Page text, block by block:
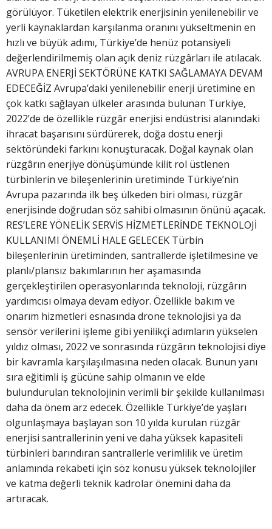
görülüyor. Tüketilen elektrik enerjisinin yenilenebilir ve
yerli kaynaklardan karşılanma oranını yükseltmenin en
hızlı ve büyük adımı, Türkiye’de henüz potansiyeli
değerlendirilmemiş olan açık deniz rüzgârları ile atılacak.
AVRUPA ENERJİ SEKTÖRÜNE KATKI SAĞLAMAYA DEVAM
EDECEĞİZ Avrupa’daki yenilenebilir enerji üretimine en
çok katkı sağlayan ülkeler arasında bulunan Türkiye,
2022’de de özellikle rüzgâr enerjisi endüstrisi alanındaki
ihracat başarısını sürdürerek, doğa dostu enerji
sektöründeki farkını konuşturacak. Doğal kaynak olan
rüzgârın enerjiye dönüşümünde kilit rol üstlenen
türbinlerin ve bileşenlerinin üretiminde Türkiye’nin
Avrupa pazarında ilk beş ülkeden biri olması, rüzgâr
enerjisinde doğrudan söz sahibi olmasının önünü açacak.
RES’LERE YÖNELİK SERVİS HİZMETLERİNDE TEKNOLOJİ
KULLANIMI ÖNEMLİ HALE GELECEK Türbin
bileşenlerinin üretiminden, santrallerde işletilmesine ve
planlı/plansız bakımlarının her aşamasında
gerçekleştirilen operasyonlarında teknoloji, rüzgârın
yardımcısı olmaya devam ediyor. Özellikle bakım ve
onarım hizmetleri esnasında drone teknolojisi ya da
sensör verilerini işleme gibi yenilikçi adımların yükselen
yıldız olması, 2022 ve sonrasında rüzgârın teknolojisi diye
bir kavramla karşılaşılmasına neden olacak. Bunun yanı
sıra eğitimli iş gücüne sahip olmanın ve elde
bulundurulan teknolojinin verimli bir şekilde kullanılması
daha da önem arz edecek. Özellikle Türkiye’de yaşları
olgunlaşmaya başlayan son 10 yılda kurulan rüzgâr
enerjisi santrallerinin yeni ve daha yüksek kapasiteli
türbinleri barındıran santrallerle verimlilik ve üretim
anlamında rekabeti için söz konusu yüksek teknolojiler
ve katma değerli teknik kadrolar önemini daha da
artıracak.